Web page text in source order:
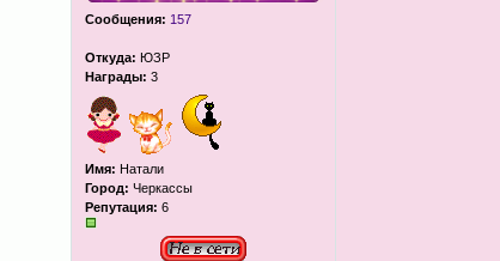
Сообщения: 157
Откуда: ЮЗР
Награды: 3
Имя: Натали
Город: Черкассы
Репутация: 6